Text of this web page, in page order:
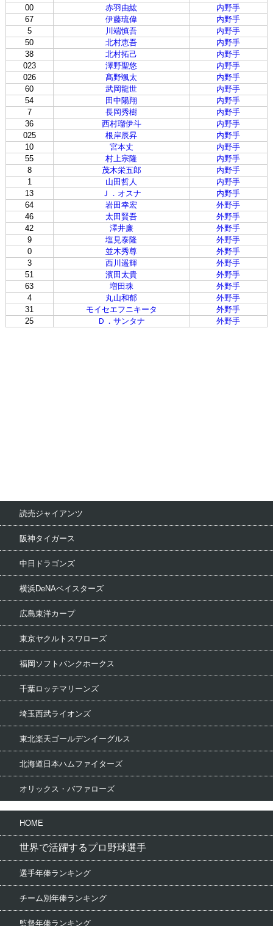
00
赤羽由紘
内野手
67
伊藤琉偉
内野手
5
川端慎吾
内野手
50
北村恵吾
内野手
38
北村拓己
内野手
023
澤野聖悠
内野手
026
髙野颯太
内野手
60
武岡龍世
内野手
54
田中陽翔
内野手
7
長岡秀樹
内野手
36
西村瑠伊斗
内野手
025
根岸辰昇
内野手
10
宮本丈
内野手
55
村上宗隆
内野手
8
茂木栄五郎
内野手
1
山田哲人
内野手
13
Ｊ．オスナ
内野手
64
岩田幸宏
外野手
46
太田賢吾
外野手
42
澤井廉
外野手
9
塩見泰隆
外野手
0
並木秀尊
外野手
3
西川遥輝
外野手
51
濱田太貴
外野手
63
増田珠
外野手
4
丸山和郁
外野手
31
モイセエフニキータ
外野手
25
Ｄ．サンタナ 外野手
読売ジャイアンツ
阪神タイガース
中日ドラゴンズ
横浜DeNAベイスターズ
広島東洋カープ
東京ヤクルトスワローズ
福岡ソフトバンクホークス
千葉ロッテマリーンズ
埼玉西武ライオンズ
東北楽天ゴールデンイーグルス
北海道日本ハムファイターズ
オリックス・バファローズ
HOME
世界で活躍するプロ野球選手
選手年俸ランキング
チーム別年俸ランキング
監督年俸ランキング